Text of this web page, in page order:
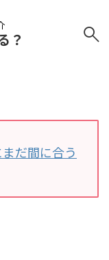
？
だ間に合う